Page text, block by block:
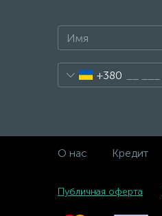
+380
О нас Кредит
Публичная оферта